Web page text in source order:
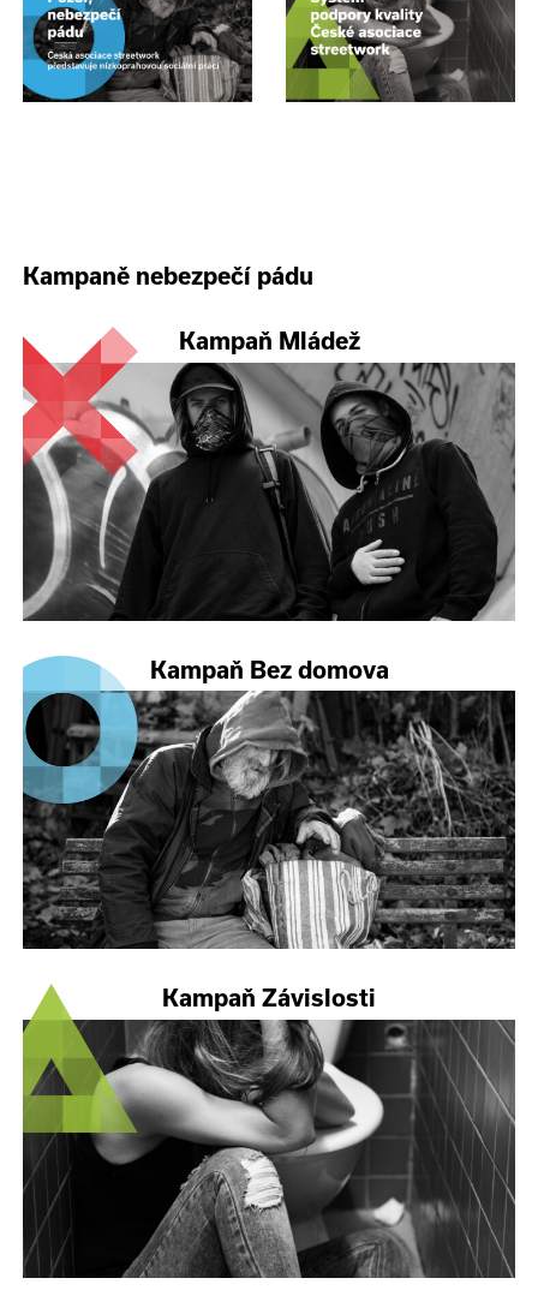
Kampaně nebezpečí pádu
Kampaň Mládež
Kampaň Bez domova
Kampaň Závislosti